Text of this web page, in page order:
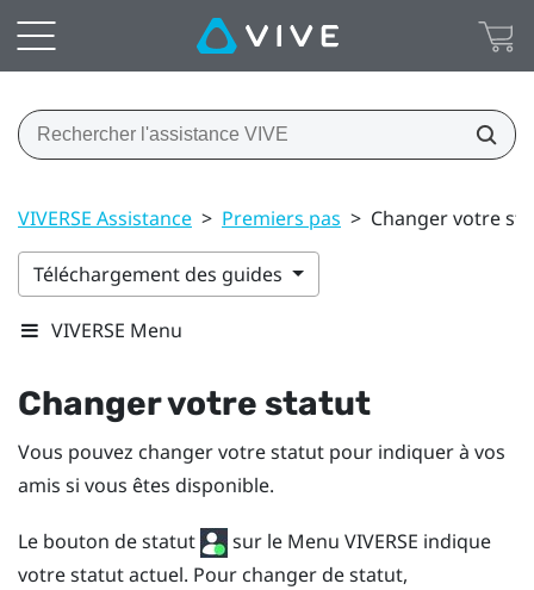
VIVERSE Assistance > Premiers pas > Changer votre
Téléchargement des guides
VIVERSE Menu
Changer votre statut
Vous pouvez changer votre statut pour indiquer à vos
amis si vous êtes disponible.
Le bouton de statut sur le Menu VIVERSE indique
votre statut actuel. Pour changer de statut,